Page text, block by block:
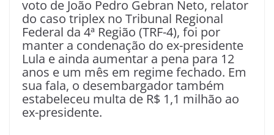
voto de João Pedro Gebran Neto, relator
do caso triplex no Tribunal Regional
Federal da 4ª Região (TRF-4), foi por
manter a condenação do ex-presidente
Lula e ainda aumentar a pena para 12
anos e um mês em regime fechado. Em
sua fala, o desembargador também
estabeleceu multa de R$ 1,1 milhão ao
ex-presidente.